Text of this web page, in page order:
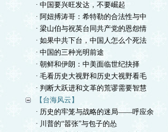
· 中国要兴旺发达，不要崛起
· 阿妞搏涛哥：希特勒的合法性与中
· 梁山伯与祝英台同共产党的恩怨情
· 如果中共下台，中国人怎么个死法
· 中国的三种光明前途
· 朝鲜和伊朗：中美面临世纪抉择
· 毛看历史大视野和历史大视野看毛
· 判断大跃进和文革的荒谬需要智慧
【台海风云】
· 历史的牢笼与战略的迷局——呼应余
· 川普的“嚣张”与包子的怂